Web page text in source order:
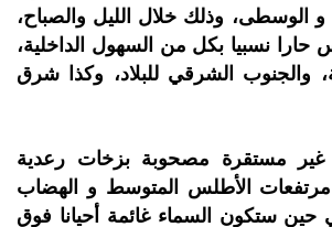
و الوسطى، وذلك خلال الليل والصباح،
نسبيا بكل من السهول الداخلية،
والجنوب الشرقي للبلاد، وكذا شرق
مستقرة مصحوبة بزخات رعدية
الأطلس المتوسط و الهضاب
حين ستكون السماء غائمة أحيانا فوق